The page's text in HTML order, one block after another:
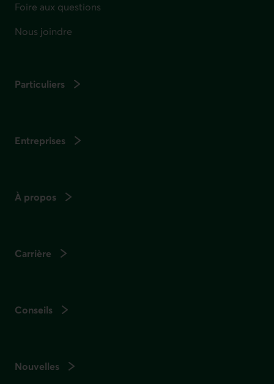
Foire aux questions
Nous joindre
Particuliers
Entreprises
À propos
Carrière
Conseils
Nouvelles